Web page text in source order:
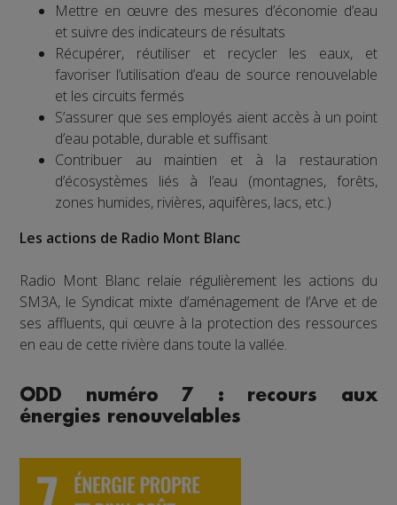
Mettre en œuvre des mesures d’économie d’eau
et suivre des indicateurs de résultats
Récupérer, réutiliser et recycler les eaux, et
favoriser l’utilisation d’eau de source renouvelable
et les circuits fermés
S’assurer que ses employés aient accès à un point
d’eau potable, durable et suffisant
Contribuer au maintien et à la restauration
d’écosystèmes liés à l’eau (montagnes, forêts,
zones humides, rivières, aquifères, lacs, etc.)
Les actions de Radio Mont Blanc
Radio Mont Blanc relaie régulièrement les actions du
SM3A, le Syndicat mixte d’aménagement de l’Arve et de
ses affluents, qui œuvre à la protection des ressources
en eau de cette rivière dans toute la vallée.
ODD numéro 7 : recours aux
énergies renouvelables